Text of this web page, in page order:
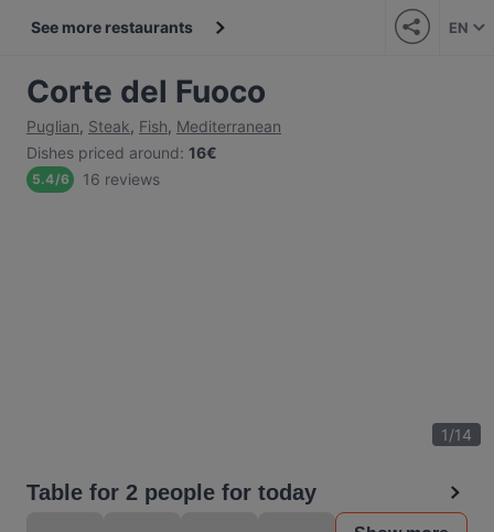
See more restaurants EN
Corte del Fuoco
Puglian, Steak, Fish, Mediterranean
Dishes priced around: 16€
5.4/6 16 reviews
1/14
Table for 2 people for today